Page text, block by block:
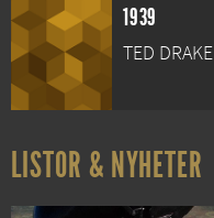
1939
TED DRAKE
LISTOR & NYHETER